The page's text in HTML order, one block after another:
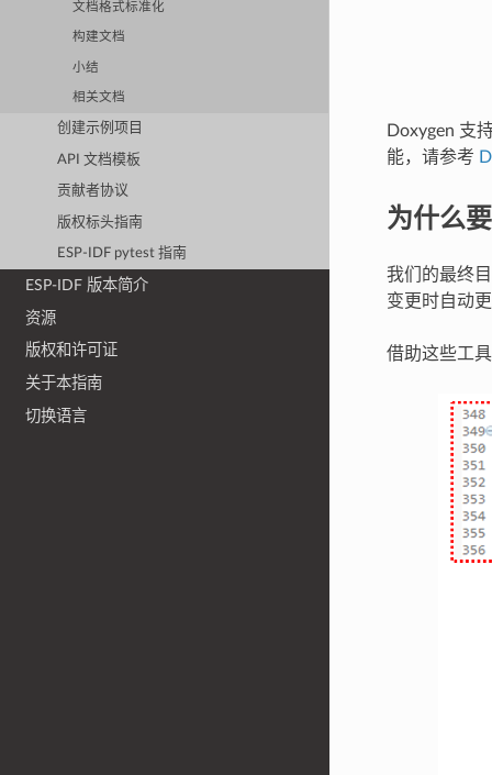
文档格式标准化
构建文档
小结
相关文档
创建示例项目
API 文档模板
贡献者协议
版权标头指南
ESP-IDF pytest 指南
ESP-IDF 版本简介
资源
版权和许可证
关于本指南
切换语言
Doxygen 支
能，请参考
为什么
我们的最终
变更时自动
借助这些工